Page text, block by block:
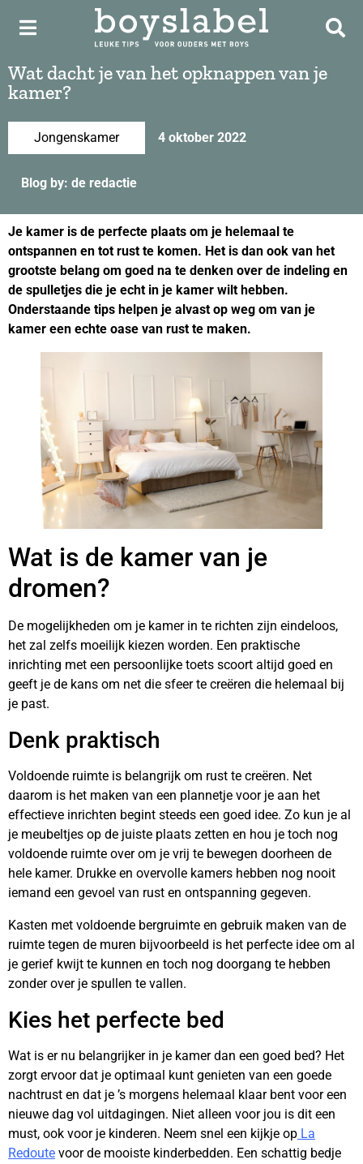
Wat dacht je van het opknappen van je
kamer?
Jongenskamer 4 oktober 2022
Blog by: de redactie
Je kamer is de perfecte plaats om je helemaal te
ontspannen en tot rust te komen. Het is dan ook van het
grootste belang om goed na te denken over de indeling en
de spulletjes die je echt in je kamer wilt hebben.
Onderstaande tips helpen je alvast op weg om van je
kamer een echte oase van rust te maken.
Wat is de kamer van je
dromen?
De mogelijkheden om je kamer in te richten zijn eindeloos,
het zal zelfs moeilijk kiezen worden. Een praktische
inrichting met een persoonlijke toets scoort altijd goed en
geeft je de kans om net die sfeer te creëren die helemaal bij
je past.
Denk praktisch
Voldoende ruimte is belangrijk om rust te creëren. Net
daarom is het maken van een plannetje voor je aan het
effectieve inrichten begint steeds een goed idee. Zo kun je al
je meubeltjes op de juiste plaats zetten en hou je toch nog
voldoende ruimte over om je vrij te bewegen doorheen de
hele kamer. Drukke en overvolle kamers hebben nog nooit
iemand een gevoel van rust en ontspanning gegeven.
Kasten met voldoende bergruimte en gebruik maken van de
ruimte tegen de muren bijvoorbeeld is het perfecte idee om al
je gerief kwijt te kunnen en toch nog doorgang te hebben
zonder over je spullen te vallen.
Kies het perfecte bed
Wat is er nu belangrijker in je kamer dan een goed bed? Het
zorgt ervoor dat je optimaal kunt genieten van een goede
nachtrust en dat je ’s morgens helemaal klaar bent voor een
nieuwe dag vol uitdagingen. Niet alleen voor jou is dit een
must, ook voor je kinderen. Neem snel een kijkje op La
Redoute voor de mooiste kinderbedden. Een schattig bedje